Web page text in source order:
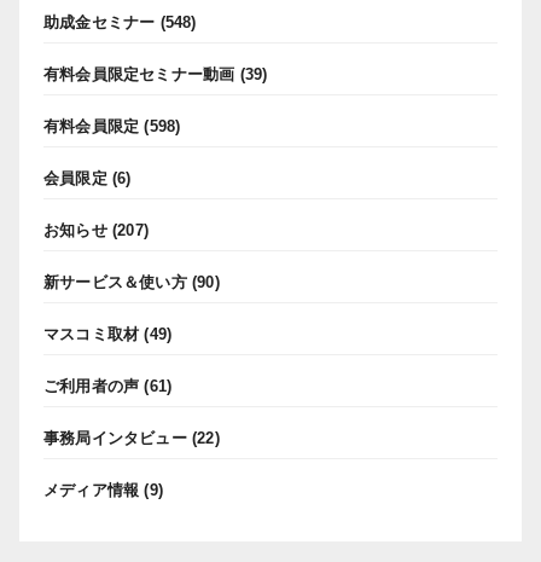
助成金セミナー (548)
有料会員限定セミナー動画 (39)
有料会員限定 (598)
会員限定 (6)
お知らせ(207)
新サービス＆使い方(90)
マスコミ取材 (49)
ご利用者の声 (61)
事務局インタビュー(22)
メディア情報 (9)